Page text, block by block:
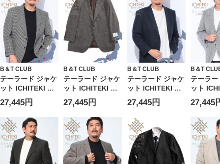
B＆T CLUB
テーラード ジャケ
ット ICHITEKI イ
チテキ JAPAN
FABRIC イチテキ
シングル 2ツ釦 ア
ウター フォーマル
千鳥柄 ウール 大
きいサイズ メンズ
ビジネス
27,445円
B＆T CLUB
テーラード ジャケ
ット ICHITEKI イ
チテキ JAPAN
FABRIC イチテキ
ウール混 シングル
2ツ釦 アウター フ
ォーマル 大きいサ
イズ メンズ ビジ
ネス
27,445円
B＆T CLUB
テーラード ジャケ
ット ICHITEKI イ
チテキ JAPAN
FABRIC イチテキ
シングル 2ツ釦 ア
ウター フォーマル
テーラード 大きい
サイズ メンズ ビ
ジネス
27,445円
B＆T
テーラ
ット
チテキ
FABRIC
シング
ウター
チェッ
イズ メ
ネス
27,445